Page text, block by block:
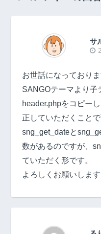
サ
お世話になっておりま
SANGOテーマより子
header.phpをコピー
正していただくこと
sng_get_dateと
数があるのですが、
ていただく形です。
よろしくお願いします